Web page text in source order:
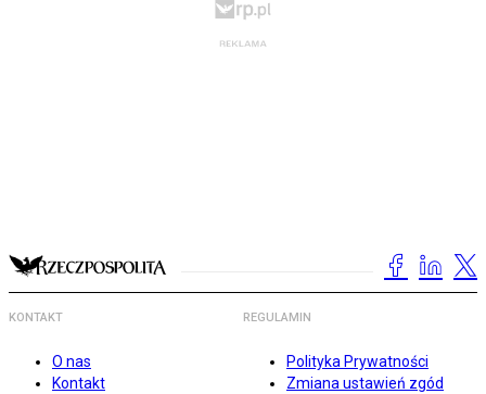
KONTAKT
O nas
Kontakt
REGULAMIN
Polityka Prywatności
Zmiana ustawień zgód